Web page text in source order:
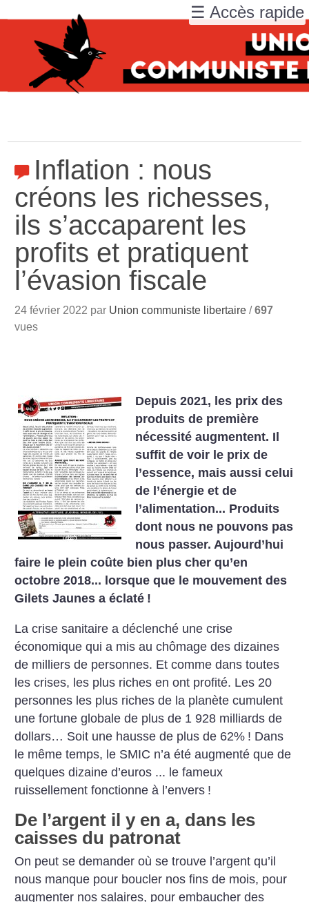
Inflation : nous
créons les richesses,
ils s’accaparent les
profits et pratiquent
l’évasion fiscale
24 février 2022 par Union communiste libertaire /697
vues
Depuis 2021, les prix des
produits de première
nécessité augmentent. Il
suffit de voir le prix de
l’essence, mais aussi celui
de l’énergie et de
l’alimentation... Produits
dont nous ne pouvons pas
nous passer. Aujourd’hui
faire le plein coûte bien plus cher qu’en
octobre 2018... lorsque que le mouvement des
Gilets Jaunes a éclaté !
La crise sanitaire a déclenché une crise
économique qui a mis au chômage des dizaines
de milliers de personnes. Et comme dans toutes
les crises, les plus riches en ont profité. Les 20
personnes les plus riches de la planète cumulent
une fortune globale de plus de 1 928 milliards de
dollars… Soit une hausse de plus de 62% ! Dans
le même temps, le SMIC n’a été augmenté que de
quelques dizaine d’euros ... le fameux
ruissellement fonctionne à l’envers !
De l’argent il y en a, dans les
caisses du patronat
On peut se demander où se trouve l’argent qu’il
nous manque pour boucler nos fins de mois, pour
augmenter nos salaires, pour embaucher des
☰ Accès rapide